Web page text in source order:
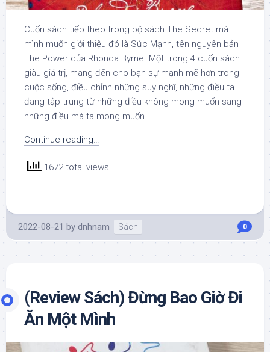
Cuốn sách tiếp theo trong bộ sách The Secret mà
mình muốn giới thiệu đó là Sức Mạnh, tên nguyên bản
The Power của Rhonda Byrne. Một trong 4 cuốn sách
giàu giá trị, mang đến cho bạn sự mạnh mẽ hơn trong
cuộc sống, điều chỉnh những suy nghĩ, những điều ta
đang tập trung từ những điều không mong muốn sang
những điều mà ta mong muốn.
Continue reading…
1672 total views
2022-08-21 by dnhnam Sách 0
(Review Sách) Đừng Bao Giờ Đi
Ăn Một Mình